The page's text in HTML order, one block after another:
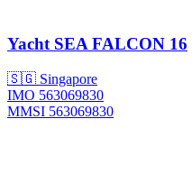
Yacht SEA FALCON 16
🇸🇬 Singapore
IMO 563069830
MMSI 563069830